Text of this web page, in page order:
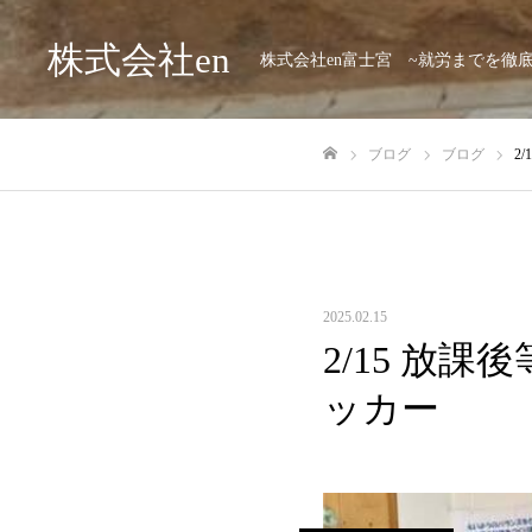
株式会社en 株式会社en富士宮 ~就労までを徹
ブログ ブログ 2/
2025.02.15
2/15 放課
ッカー